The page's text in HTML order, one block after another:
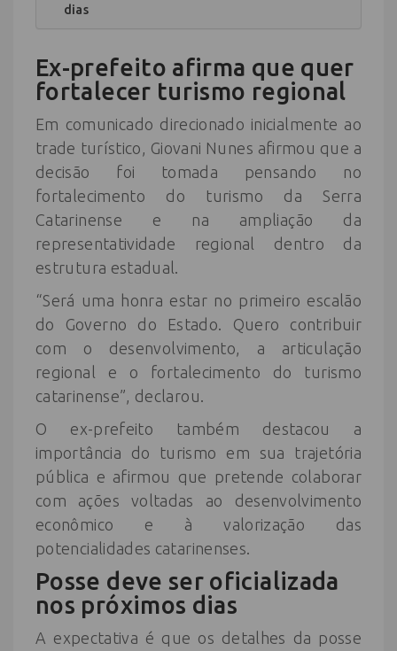
dias
Ex-prefeito afirma que quer
fortalecer turismo regional
Em comunicado direcionado inicialmente ao
trade turístico, Giovani Nunes afirmou que a
decisão foi tomada pensando no
fortalecimento do turismo da Serra
Catarinense e na ampliação da
representatividade regional dentro da
estrutura estadual.
“Será uma honra estar no primeiro escalão
do Governo do Estado. Quero contribuir
com o desenvolvimento, a articulação
regional e o fortalecimento do turismo
catarinense”, declarou.
O ex-prefeito também destacou a
importância do turismo em sua trajetória
pública e afirmou que pretende colaborar
com ações voltadas ao desenvolvimento
econômico e à valorização das
potencialidades catarinenses.
Posse deve ser oficializada
nos próximos dias
A expectativa é que os detalhes da posse